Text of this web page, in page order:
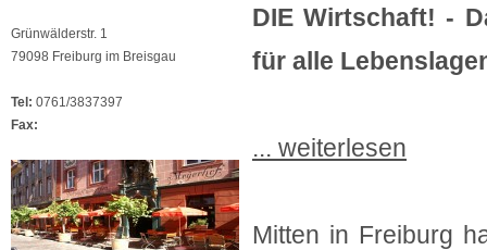
Grünwälderstr. 1
79098 Freiburg im Breisgau
Tel: 0761/3837397
Fax:
DIE Wirtschaft! -
für alle
... weiterlesen
Mitten in Freiburg